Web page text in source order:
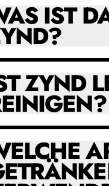
IST
ZYND